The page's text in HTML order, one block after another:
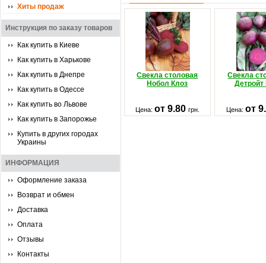
Хиты продаж
Инструкция по заказу товаров
Как купить в Киеве
Как купить в Харькове
Как купить в Днепре
Как купить в Одессе
Как купить во Львове
Как купить в Запорожье
Купить в других городах
Украины
ИНФОРМАЦИЯ
Оформление заказа
Возврат и обмен
Доставка
Оплата
Отзывы
Контакты
Свекла столовая
Нобол Клоз
Свекла
Детройт
Цена: от 9.80 грн. Цена: от